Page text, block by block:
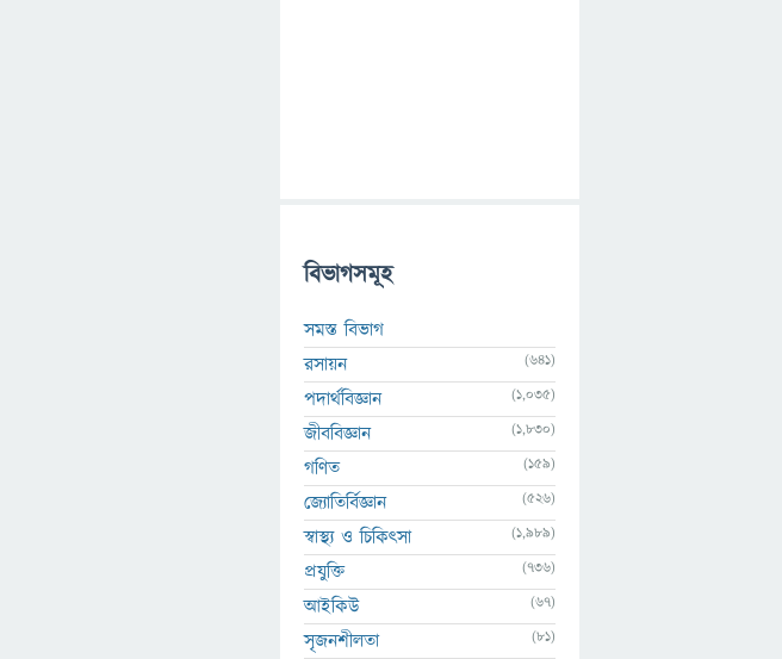
বিভাগসমূহ
সমস্ত বিভাগ
রসায়ন
(641)
পদার্থবিজ্ঞান (1,035)
জীববিজ্ঞান (1,830)
গণিত (159)
জ্যোতির্বিজ্ঞান (526)
স্বাস্থ্য ও চিকিৎসা (1,989)
প্রযুক্তি (736)
আইকিউ (67)
সৃজনশীলতা (81)